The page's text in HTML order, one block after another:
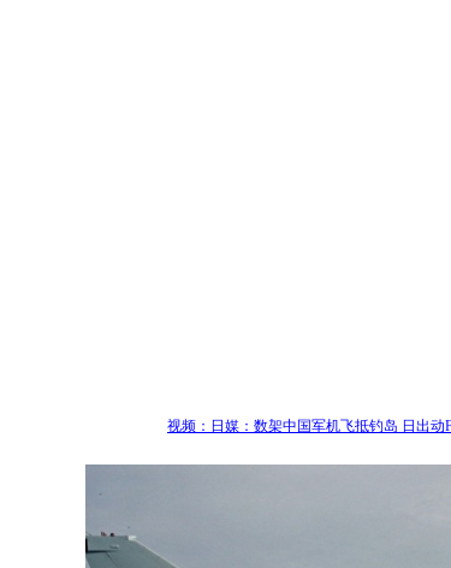
视频：日媒：数架中国军机飞抵钓岛 日出动